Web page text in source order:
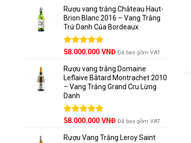
là:
65.000.000 VNĐ.
tại
là:
62.500.000 VNĐ.
Rượu vang trắng Château Haut-
Brion Blanc 2016 – Vang Trắng
Trứ Danh Của Bordeaux
Được xếp
5 sao
58.000.000 VNĐ Đã bao gồm VAT
Rượu vang trắng Domaine
Leflaive Bâtard Montrachet 2010
– Vang Trắng Grand Cru Lừng
Danh
Được xếp
5 sao
58.000.000 VNĐ Đã bao gồm VAT
Rượu Vang Trắng Leroy Saint